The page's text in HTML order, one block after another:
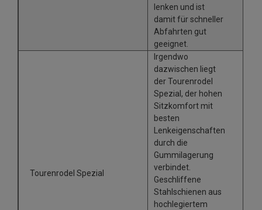
lenken und ist
damit für schneller
Abfahrten gut
geeignet.
Tourenrodel Spezial
Irgendwo
dazwischen liegt
der Tourenrodel
Spezial, der hohen
Sitzkomfort mit
besten
Lenkeigenschaften
durch die
Gummilagerung
verbindet.
Geschliffene
Stahlschienen aus
hochlegiertem